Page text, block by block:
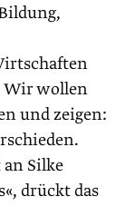
Wir wollen
und zeigen:
Silke
drückt das